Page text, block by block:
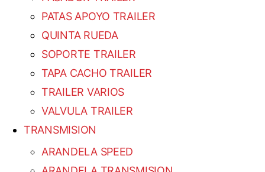
PATAS APOYO TRAILER
QUINTA RUEDA
SOPORTE TRAILER
TAPA CACHO TRAILER
TRAILER VARIOS
VALVULA TRAILER
TRANSMISION
ARANDELA SPEED